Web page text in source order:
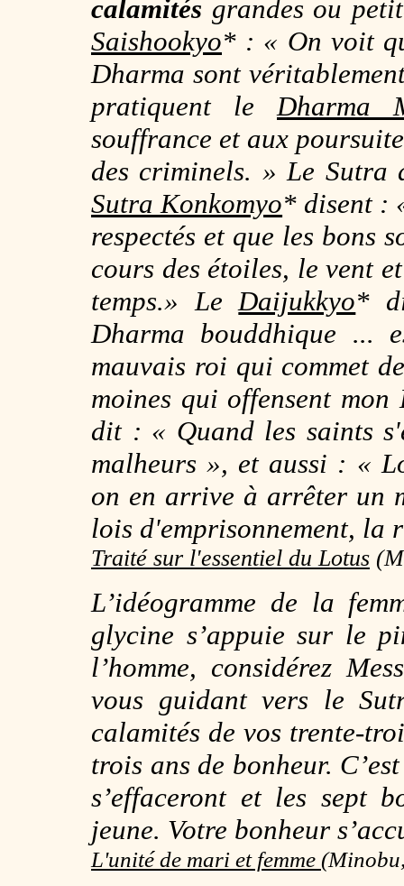
calamités grandes ou
Saishookyo* : « On voit
Dharma sont
pratiquent leDharma
souffrance et aux
des criminels. » Le Sutra
Sutra Konkomyo* disent :
respectés et que les bons
cours des étoiles, le vent
temps.» LeDaijukkyo*
Dharma bouddhique ...
mauvais roi qui commet
moines qui offensent
dit : « Quand les saints
malheurs », et aussi : «
on en arrive à arrêter un
lois d'emprisonnement, la
Traité sur l'essentiel du Lotus
L’idéogramme de la
glycine s’appuie sur le
l’homme, considérez
vous guidant vers le
calamités de vos trente-
trois ans de bonheur.
s’effaceront et les sept
jeune. Votre bonheur
L'unité de mari et femme